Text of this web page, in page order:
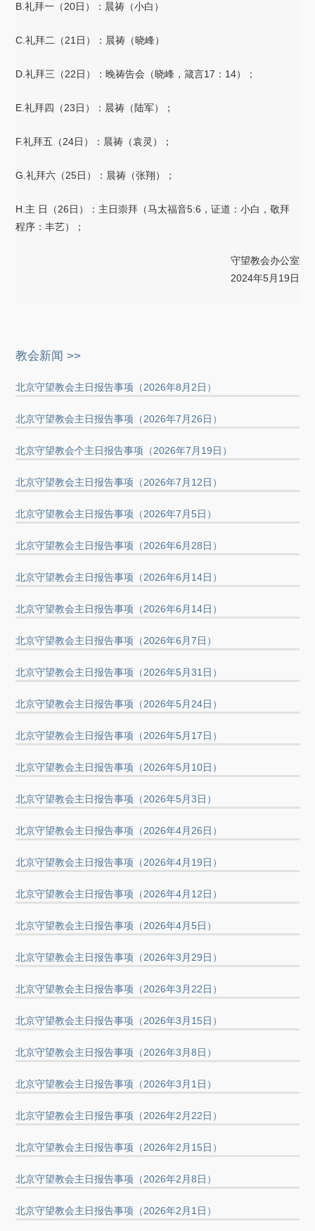
B.礼拜一（20日）：晨祷（小白）
C.礼拜二（21日）：晨祷（晓峰）
D.礼拜三（22日）：晚祷告会（晓峰，箴言17：14）；
E.礼拜四（23日）：晨祷（陆军）；
F.礼拜五（24日）：晨祷（袁灵）；
G.礼拜六（25日）：晨祷（张翔）；
H.主 日（26日）：主日崇拜（马太福音5:6，证道：小白，敬拜
程序：丰艺）；
守望教会办公室
2024年5月19日
教会新闻 >>
北京守望教会主日报告事项（2026年8月2日）
北京守望教会主日报告事项（2026年7月26日）
北京守望教会个主日报告事项（2026年7月19日）
北京守望教会主日报告事项（2026年7月12日）
北京守望教会主日报告事项（2026年7月5日）
北京守望教会主日报告事项（2026年6月28日）
北京守望教会主日报告事项（2026年6月14日）
北京守望教会主日报告事项（2026年6月14日）
北京守望教会主日报告事项（2026年6月7日）
北京守望教会主日报告事项（2026年5月31日）
北京守望教会主日报告事项（2026年5月24日）
北京守望教会主日报告事项（2026年5月17日）
北京守望教会主日报告事项（2026年5月10日）
北京守望教会主日报告事项（2026年5月3日）
北京守望教会主日报告事项（2026年4月26日）
北京守望教会主日报告事项（2026年4月19日）
北京守望教会主日报告事项（2026年4月12日）
北京守望教会主日报告事项（2026年4月5日）
北京守望教会主日报告事项（2026年3月29日）
北京守望教会主日报告事项（2026年3月22日）
北京守望教会主日报告事项（2026年3月15日）
北京守望教会主日报告事项（2026年3月8日）
北京守望教会主日报告事项（2026年3月1日）
北京守望教会主日报告事项（2026年2月22日）
北京守望教会主日报告事项（2026年2月15日）
北京守望教会主日报告事项（2026年2月8日）
北京守望教会主日报告事项（2026年2月1日）